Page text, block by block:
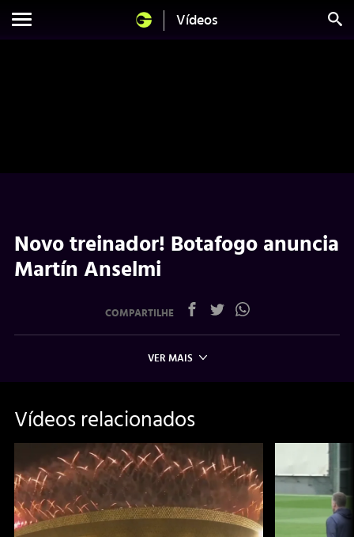
Vídeos
Novo treinador! Botafogo anuncia
Martín Anselmi
COMPARTILHE
VER MAIS
Vídeos relacionados